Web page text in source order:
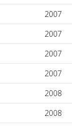
2007
2007
2007
2007
2008
2008